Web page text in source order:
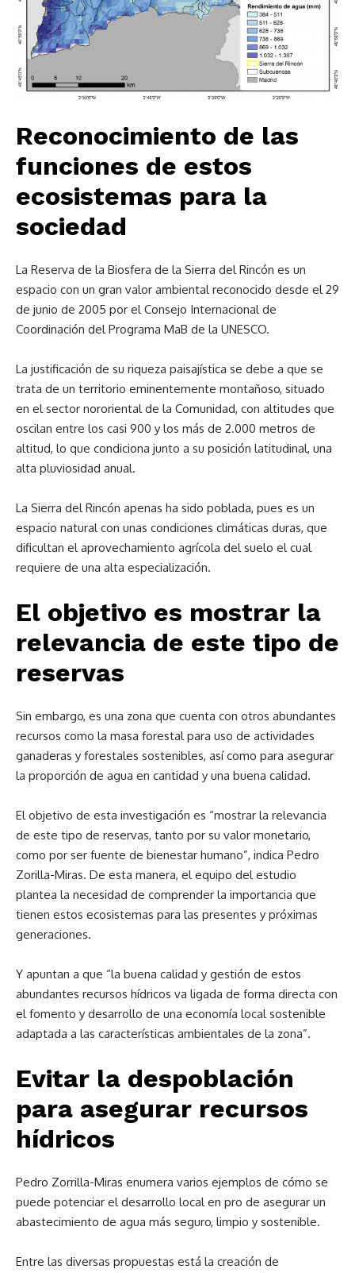
Reconocimiento de las
funciones de estos
ecosistemas para la
sociedad
La Reserva de la Biosfera de la Sierra del Rincón es un
espacio con un gran valor ambiental reconocido desde el 29
de junio de 2005 por el Consejo Internacional de
Coordinación del Programa MaB de la UNESCO.
La justificación de su riqueza paisajística se debe a que se
trata de un territorio eminentemente montañoso, situado
en el sector nororiental de la Comunidad, con altitudes que
oscilan entre los casi 900 y los más de 2.000 metros de
altitud, lo que condiciona junto a su posición latitudinal, una
alta pluviosidad anual.
La Sierra del Rincón apenas ha sido poblada, pues es un
espacio natural con unas condiciones climáticas duras, que
dificultan el aprovechamiento agrícola del suelo el cual
requiere de una alta especialización.
El objetivo es mostrar la
relevancia de este tipo de
reservas
Sin embargo, es una zona que cuenta con otros abundantes
recursos como la masa forestal para uso de actividades
ganaderas y forestales sostenibles, así como para asegurar
la proporción de agua en cantidad y una buena calidad.
El objetivo de esta investigación es “mostrar la relevancia
de este tipo de reservas, tanto por su valor monetario,
como por ser fuente de bienestar humano”, indica Pedro
Zorilla-Miras. De esta manera, el equipo del estudio
plantea la necesidad de comprender la importancia que
tienen estos ecosistemas para las presentes y próximas
generaciones.
Y apuntan a que “la buena calidad y gestión de estos
abundantes recursos hídricos va ligada de forma directa con
el fomento y desarrollo de una economía local sostenible
adaptada a las características ambientales de la zona”.
Evitar la despoblación
para asegurar recursos
hídricos
Pedro Zorrilla-Miras enumera varios ejemplos de cómo se
puede potenciar el desarrollo local en pro de asegurar un
abastecimiento de agua más seguro, limpio y sostenible.
Entre las diversas propuestas está la creación de